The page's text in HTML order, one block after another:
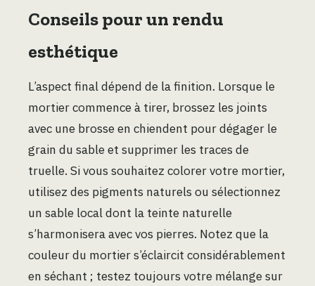
Conseils pour un rendu
esthétique
L’aspect final dépend de la finition. Lorsque le
mortier commence à tirer, brossez les joints
avec une brosse en chiendent pour dégager le
grain du sable et supprimer les traces de
truelle. Si vous souhaitez colorer votre mortier,
utilisez des pigments naturels ou sélectionnez
un sable local dont la teinte naturelle
s’harmonisera avec vos pierres. Notez que la
couleur du mortier s’éclaircit considérablement
en séchant ; testez toujours votre mélange sur